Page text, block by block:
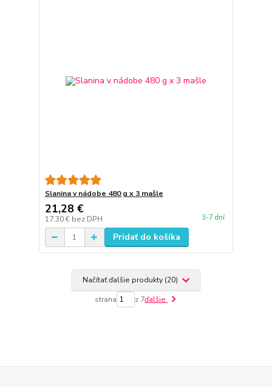
Slanina v nádobe 480 g x 3 mašle
21,28 €
17,30 € bez DPH 3-7 dní
Pridať do košíka
Načítať ďalšie produkty (20)
strana z 7ďalšie